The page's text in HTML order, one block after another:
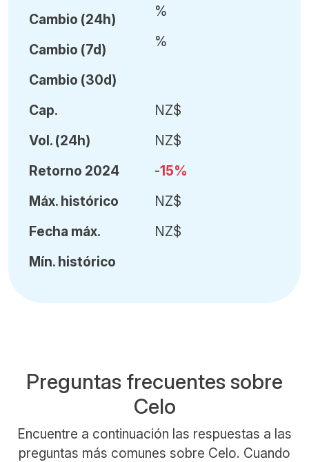
Cambio (24h)
Cambio (7d)
Cambio (30d)
%
%
Cap.
Vol. (24h)
Retorno 2024
Máx. histórico
Fecha máx.
Mín. histórico
NZ$
NZ$
-15%
NZ$
NZ$
Preguntas frecuentes sobre
Celo
Encuentre a continuación las respuestas a las
preguntas más comunes sobre Celo. Cuando